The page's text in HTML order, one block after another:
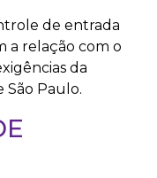
de entrada
a relação com o
da
São Paulo.